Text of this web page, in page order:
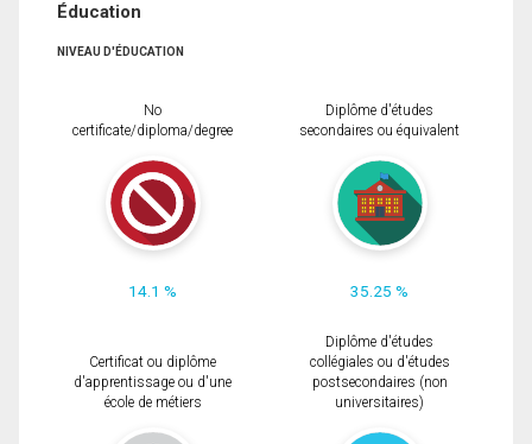
Éducation
NIVEAU D'ÉDUCATION
No
certificate/diploma/degree
14.1 %
Diplôme d'études
secondaires ou équivalent
35.25 %
Certificat ou diplôme
d'apprentissage ou d'une
école de métiers
Diplôme d'études
collégiales ou d'études
postsecondaires (non
universitaires)